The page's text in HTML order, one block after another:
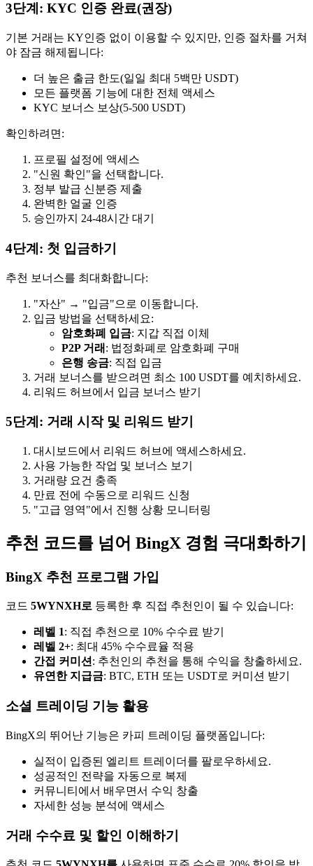
3단계: KYC 인증 완료(권장)
기본 거래는 KY인증 없이 이용할 수 있지만, 인증 절차를 거쳐
야 잠금 해제됩니다:
더 높은 출금 한도(일일 최대 5백만 USDT)
모든 플랫폼 기능에 대한 전체 액세스
KYC 보너스 보상(5-500 USDT)
확인하려면:
프로필 설정에 액세스
"신원 확인"을 선택합니다.
정부 발급 신분증 제출
완벽한 얼굴 인증
승인까지 24-48시간 대기
4단계: 첫 입금하기
추천 보너스를 최대화합니다:
"자산" → "입금"으로 이동합니다.
입금 방법을 선택하세요:
암호화폐 입금: 지갑 직접 이체
P2P 거래 : 법정화폐로 암호화폐 구매
은행 송금: 직접 입금
거래 보너스를 받으려면 최소 100 USDT를 예치하세요.
리워드 허브에서 입금 보너스 받기
5단계: 거래 시작 및 리워드 받기
대시보드에서 리워드 허브에 액세스하세요.
사용 가능한 작업 및 보너스 보기
거래량 요건 충족
만료 전에 수동으로 리워드 신청
"고급 영역"에서 진행 상황 모니터링
추천 코드를 넘어 BingX 경험 극대화하기
BingX 추천 프로그램 가입
코드 5WYNXH로 등록한 후 직접 추천인이 될 수 있습니다:
레벨 1: 직접 추천으로 10% 수수료 받기
레벨 2+: 최대 45% 수수료율 적용
간접 커미션: 추천인의 추천을 통해 수익을 창출하세요.
유연한 지급금: BTC, ETH 또는 USDT로 커미션 받기
소셜 트레이딩 기능 활용
BingX의 뛰어난 기능은 카피 트레이딩 플랫폼입니다:
실적이 입증된 엘리트 트레이더를 팔로우하세요.
성공적인 전략을 자동으로 복제
커뮤니티에서 배우면서 수익 창출
자세한 성능 분석에 액세스
거래 수수료 및 할인 이해하기